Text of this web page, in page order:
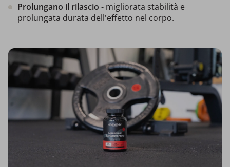
Prolungano il rilascio - migliorata stabilità e
prolungata durata dell'effetto nel corpo.